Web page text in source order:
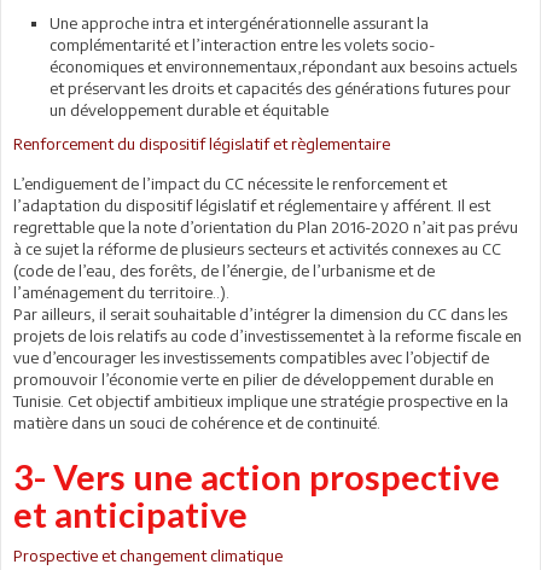
Une approche intra et intergénérationnelle assurant la
complémentarité et l’interaction entre les volets socio-
économiques et environnementaux,répondant aux besoins actuels
et préservant les droits et capacités des générations futures pour
un développement durable et équitable
Renforcement du dispositif législatif et règlementaire
L’endiguement de l’impact du CC nécessite le renforcement et
l’adaptation du dispositif législatif et réglementaire y afférent. Il est
regrettable que la note d’orientation du Plan 2016-2020 n’ait pas prévu
à ce sujet la réforme de plusieurs secteurs et activités connexes au CC
(code de l’eau, des forêts, de l’énergie, de l’urbanisme et de
l’aménagement du territoire..).
Par ailleurs, il serait souhaitable d’intégrer la dimension du CC dans les
projets de lois relatifs au code d’investissementet à la reforme fiscale en
vue d’encourager les investissements compatibles avec l’objectif de
promouvoir l’économie verte en pilier de développement durable en
Tunisie. Cet objectif ambitieux implique une stratégie prospective en la
matière dans un souci de cohérence et de continuité.
3- Vers une action prospective
et anticipative
Prospective et changement climatique